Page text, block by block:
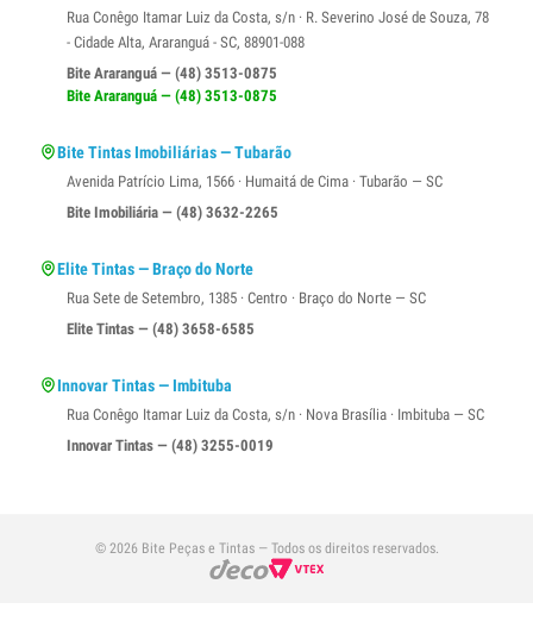
Rua Conêgo Itamar Luiz da Costa, s/n · R. Severino José de Souza, 78
- Cidade Alta, Araranguá - SC, 88901-088
Bite Araranguá — (48) 3513-0875
Bite Araranguá — (48) 3513-0875
Bite Tintas Imobiliárias — Tubarão
Avenida Patrício Lima, 1566 · Humaitá de Cima · Tubarão — SC
Bite Imobiliária — (48) 3632-2265
Elite Tintas — Braço do Norte
Rua Sete de Setembro, 1385 · Centro · Braço do Norte — SC
Elite Tintas — (48) 3658-6585
Innovar Tintas — Imbituba
Rua Conêgo Itamar Luiz da Costa, s/n · Nova Brasília · Imbituba — SC
Innovar Tintas — (48) 3255-0019
© 2026 Bite Peças e Tintas — Todos os direitos reservados.